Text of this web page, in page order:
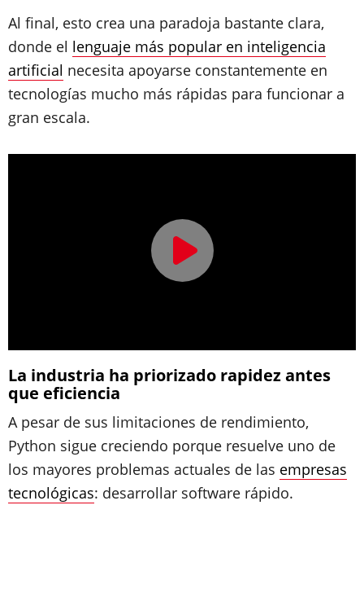
Al final, esto crea una paradoja bastante clara,
donde el lenguaje más popular en inteligencia
artificial necesita apoyarse constantemente en
tecnologías mucho más rápidas para funcionar a
gran escala.
La industria ha priorizado rapidez antes
que eficiencia
A pesar de sus limitaciones de rendimiento,
Python sigue creciendo porque resuelve uno de
los mayores problemas actuales de las empresas
tecnológicas: desarrollar software rápido.